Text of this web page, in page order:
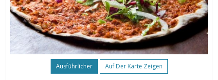
Ausführlicher Auf Der Karte Zeigen